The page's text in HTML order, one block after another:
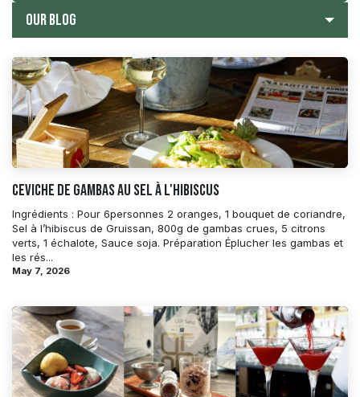
Our blog
Ceviche de Gambas au sel à l'hibiscus
Ingrédients : Pour 6personnes 2 oranges, 1 bouquet de coriandre,
Sel à l’hibiscus de Gruissan, 800g de gambas crues, 5 citrons
verts, 1 échalote, Sauce soja. Préparation Éplucher les gambas et
les rés...
May 7, 2026